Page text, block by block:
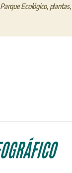
Parque Ecológico, plantas,